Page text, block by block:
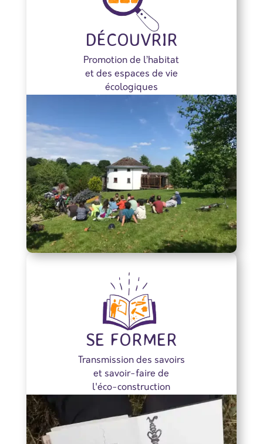
DÉCOUVRIR
Promotion de l’habitat
et des espaces de vie
écologiques
SE FORMER
Transmission des savoirs
et savoir-faire de
l'éco-construction